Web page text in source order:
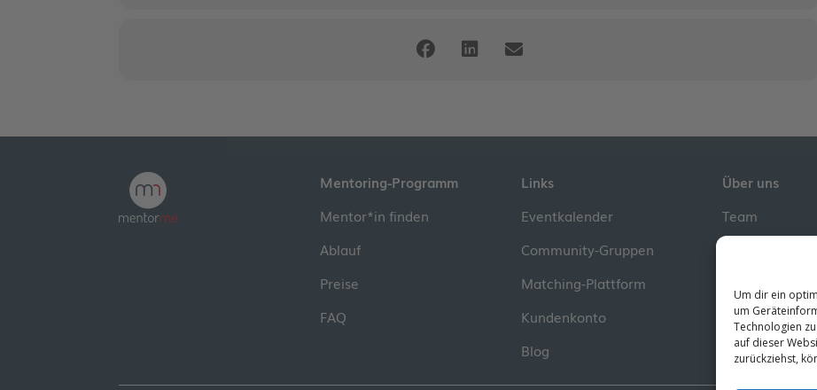
Um dir ein
um
Technologien
auf dieser
zurückziehst,
Mentoring-Programm
Mentor*in finden
Ablauf
Preise
FAQ
Links
Eventkalender
Community-Gruppen
Matching-Plattform
Kundenkonto
Blog
Über uns
Team